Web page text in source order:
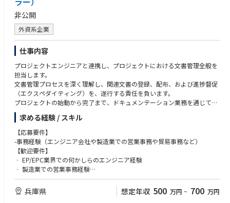
・日本、韓国、台湾のデポおよびオペレーションチームを統率し、運営の
シナジーを最大化します。
・営業や調達など他部門と連携し、全体のビジネス成功を支えます。
非公開
外資系企業
仕事内容
プロジェクトエンジニアと連携し、プロジェクトにおける文書管理全般を
担当します。
文書管理プロセスを深く理解し、関連文書の登録、配布、および進捗督促
（エクスペダイティング）を、遂行する責任を負います。
プロジェクトの始動から完了まで、ドキュメンテーション業務を通じてプ
ロジェクトの円滑な進行に貢献いただきます。
【主な業務内容／Key Responsibilities】
1. 業務改善：
‐ 上長やチームメンバーに対し、プロジェクト改善のための定性的・定
量的な提案を行う。
‐ 他拠点（他法人）のベストプラクティスを学び、業務に反映させる。
‐ 「Auto Transmittal」をはじめとする、Alairの最新技術やイノベーシ
2. 品質管理：
‐ 高品質な文書管理。
求める経験 / スキル
【応募要件】
-事務経験（エンジニア会社や製造業での営業事務や貿易事務など）
【歓迎要件】
‐ EP/EPC業界での何かしらのエンジニア経験
‐ 製造業での営業事務経験
‐ドキュメントコントローラーの経験
兵庫県 想定年収 500 万円 ~ 700 万円